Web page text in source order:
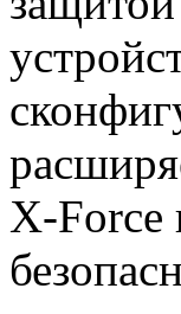
X-Force